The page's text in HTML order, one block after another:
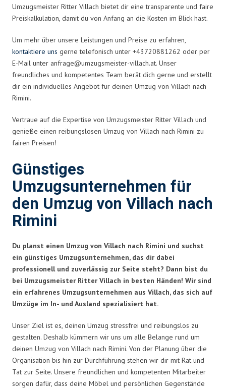
Umzugsmeister Ritter Villach bietet dir eine transparente und faire
Preiskalkulation, damit du von Anfang an die Kosten im Blick hast.
Um mehr über unsere Leistungen und Preise zu erfahren,
kontaktiere uns gerne telefonisch unter +43720881262 oder per
E-Mail unter anfrage@umzugsmeister-villach.at. Unser
freundliches und kompetentes Team berät dich gerne und erstellt
dir ein individuelles Angebot für deinen Umzug von Villach nach
Rimini.
Vertraue auf die Expertise von Umzugsmeister Ritter Villach und
genieße einen reibungslosen Umzug von Villach nach Rimini zu
fairen Preisen!
Günstiges
Umzugsunternehmen für
den Umzug von Villach nach
Rimini
Du planst einen Umzug von Villach nach Rimini und suchst
ein günstiges Umzugsunternehmen, das dir dabei
professionell und zuverlässig zur Seite steht? Dann bist du
bei Umzugsmeister Ritter Villach in besten Händen! Wir sind
ein erfahrenes Umzugsunternehmen aus Villach, das sich auf
Umzüge im In- und Ausland spezialisiert hat.
Unser Ziel ist es, deinen Umzug stressfrei und reibungslos zu
gestalten. Deshalb kümmern wir uns um alle Belange rund um
deinen Umzug von Villach nach Rimini. Von der Planung über die
Organisation bis hin zur Durchführung stehen wir dir mit Rat und
Tat zur Seite. Unsere freundlichen und kompetenten Mitarbeiter
sorgen dafür, dass deine Möbel und persönlichen Gegenstände